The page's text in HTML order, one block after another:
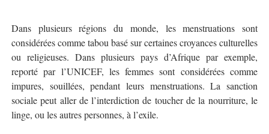
Dans plusieurs régions du monde, les menstruations sont
considérées comme tabou basé sur certaines croyances culturelles
ou religieuses. Dans plusieurs pays d’Afrique par exemple,
reporté par l’UNICEF, les femmes sont considérées comme
impures, souillées, pendant leurs menstruations. La sanction
sociale peut aller de l’interdiction de toucher de la nourriture, le
linge, ou les autres personnes, à l’exile.